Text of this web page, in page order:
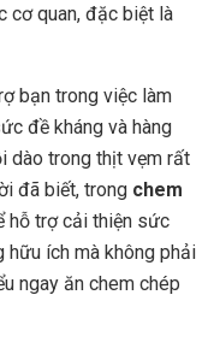
cơ quan, đặc biệt là
bạn trong việc làm
đề kháng và hàng
dào trong thịt vẹm rất
đã biết, trong chem
hỗ trợ cải thiện sức
hữu ích mà không phải
ngay ăn chem chép